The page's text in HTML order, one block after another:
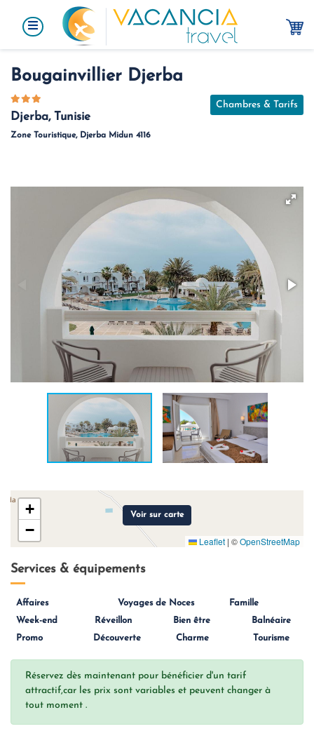
Bougainvillier Djerba
Djerba, Tunisie
Zone Touristique, Djerba Midun 4116
Chambres & Tarifs
+
−
Leaflet | ©OpenStreetMap
Voir sur carte
Services & équipements
Affaires Voyages de Noces
Famille
Week-end
Réveillon Bien être
Balnéaire
Promo
Découverte Charme Tourisme
Réservez dès maintenant pour bénéficier d'un tarif
attractif,car les prix sont variables et peuvent changer à
tout moment .